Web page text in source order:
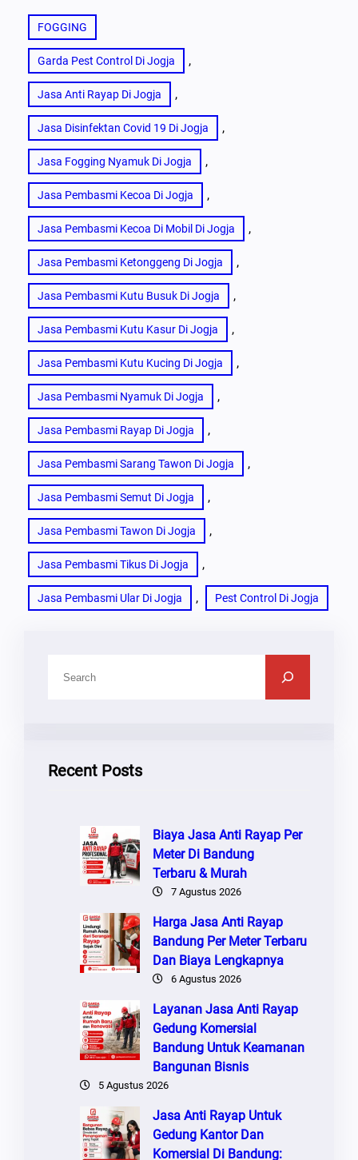
FOGGING
Garda Pest Control Di Jogja ,
Jasa Anti Rayap Di Jogja ,
Jasa Disinfektan Covid 19 Di Jogja ,
Jasa Fogging Nyamuk Di Jogja ,
Jasa Pembasmi Kecoa Di Jogja ,
Jasa Pembasmi Kecoa Di Mobil Di Jogja ,
Jasa Pembasmi Ketonggeng Di Jogja ,
Jasa Pembasmi Kutu Busuk Di Jogja ,
Jasa Pembasmi Kutu Kasur Di Jogja ,
Jasa Pembasmi Kutu Kucing Di Jogja ,
Jasa Pembasmi Nyamuk Di Jogja ,
Jasa Pembasmi Rayap Di Jogja ,
Jasa Pembasmi Sarang Tawon Di Jogja ,
Jasa Pembasmi Semut Di Jogja ,
Jasa Pembasmi Tawon Di Jogja ,
Jasa Pembasmi Tikus Di Jogja ,
Jasa Pembasmi Ular Di Jogja , Pest Control Di Jogja
Recent Posts
Biaya Jasa Anti Rayap Per
Meter Di Bandung
Terbaru & Murah
7 Agustus 2026
Harga Jasa Anti Rayap
Bandung Per Meter Terbaru
Dan Biaya Lengkapnya
6 Agustus 2026
Layanan Jasa Anti Rayap
Gedung Komersial
Bandung Untuk Keamanan
Bangunan Bisnis
5 Agustus 2026
Jasa Anti Rayap Untuk
Gedung Kantor Dan
Komersial Di Bandung: